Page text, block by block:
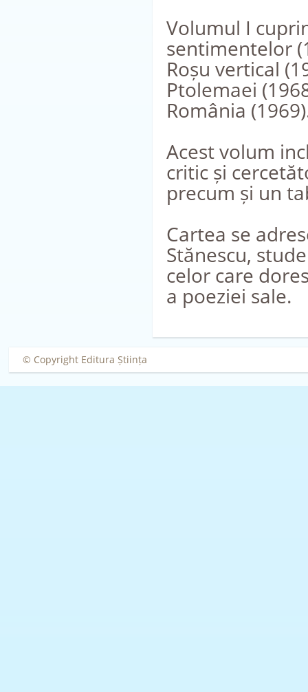
Volumul I
sentimentelor
Roșu vertical
Ptolemaei
România
Acest volum
critic și
precum și un
Cartea se
Stănescu,
celor care
a poeziei sale.
© Copyright Editura Știința